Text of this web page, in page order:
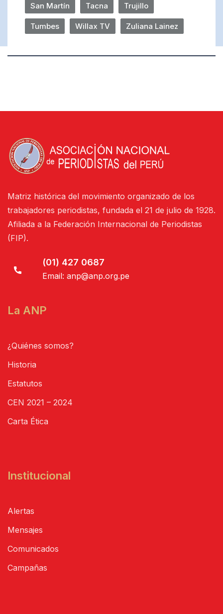
San Martín Tacna Trujillo
Tumbes Willax TV Zuliana Lainez
Matriz histórica del movimiento organizado de los
trabajadores periodistas, fundada el 21 de julio de 1928.
Afiliada a la Federación Internacional de Periodistas
(FIP).
(01) 427 0687
Email: anp@anp.org.pe
La ANP
¿Quiénes somos?
Historia
Estatutos
CEN 2021 – 2024
Carta Ética
Institucional
Alertas
Mensajes
Comunicados
Campañas